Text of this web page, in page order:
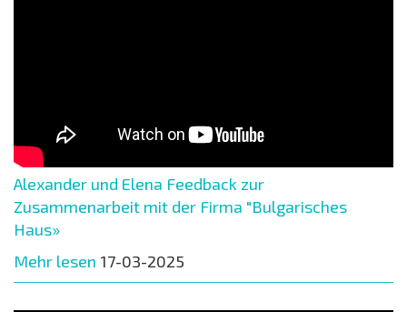
Alexander und Elena Feedback zur
Zusammenarbeit mit der Firma "Bulgarisches
Haus»
Mehr lesen 17-03-2025